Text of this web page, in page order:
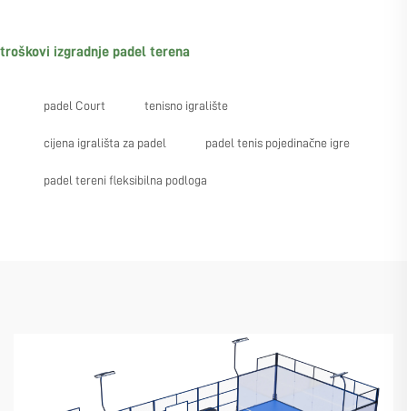
troškovi izgradnje padel terena
padel Court tenisno igralište
cijena igrališta za padel padel tenis pojedinačne igre
padel tereni fleksibilna podloga